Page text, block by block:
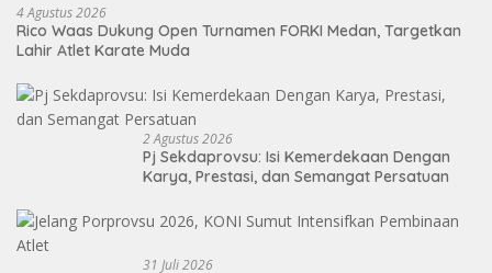
4 Agustus 2026
Rico Waas Dukung Open Turnamen FORKI Medan, Targetkan
Lahir Atlet Karate Muda
2 Agustus 2026
Pj Sekdaprovsu: Isi Kemerdekaan Dengan
Karya, Prestasi, dan Semangat Persatuan
31 Juli 2026